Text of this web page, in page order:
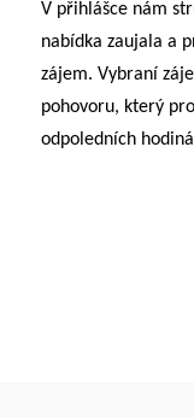
V přihlášce nám
nabídka zaujala a
zájem. Vybraní
pohovoru, který
odpoledních